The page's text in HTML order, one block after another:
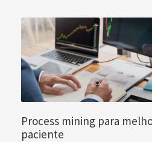
Process mining para
paciente